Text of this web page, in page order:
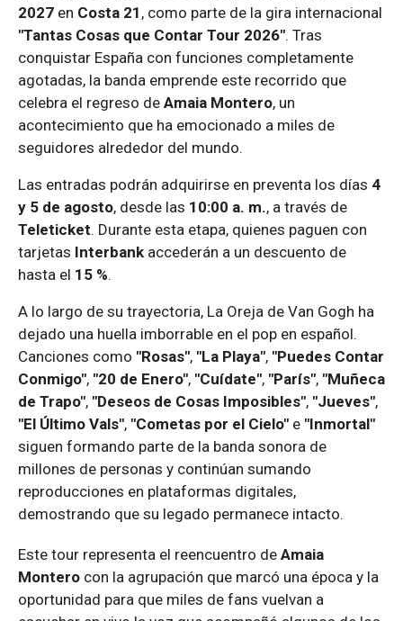
2027 en Costa 21 , como parte de la gira internacional
"Tantas Cosas que Contar Tour 2026". Tras
conquistar España con funciones completamente
agotadas, la banda emprende este recorrido que
celebra el regreso de Amaia Montero, un
acontecimiento que ha emocionado a miles de
seguidores alrededor del mundo.
Las entradas podrán adquirirse en preventa los días 4
y 5 de agosto, desde las 10:00 a. m., a través de
Teleticket. Durante esta etapa, quienes paguen con
tarjetas Interbank accederán a un descuento de
hasta el 15 %.
A lo largo de su trayectoria, La Oreja de Van Gogh ha
dejado una huella imborrable en el pop en español.
Canciones como "Rosas", "La Playa", "Puedes Contar
Conmigo", "20 de Enero", "Cuídate", "París", "Muñeca
de Trapo", "Deseos de Cosas Imposibles", "Jueves",
"El Último Vals", "Cometas por el Cielo" e "Inmortal"
siguen formando parte de la banda sonora de
millones de personas y continúan sumando
reproducciones en plataformas digitales,
demostrando que su legado permanece intacto.
Este tour representa el reencuentro de Amaia
Montero con la agrupación que marcó una época y la
oportunidad para que miles de fans vuelvan a